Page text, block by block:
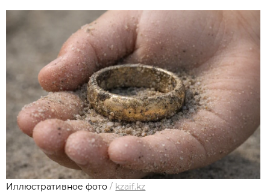
Иллюстративное фото / kzaif.kz